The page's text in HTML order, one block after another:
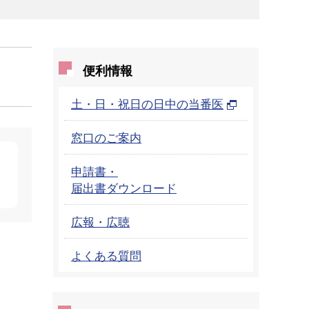
便利情報
土・日・祝日の日中の当番医
窓口のご案内
申請書・
届出書ダウンロード
広報・広聴
よくある質問